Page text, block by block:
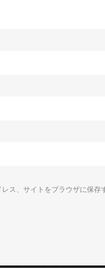
ス、サイトをブラウザに保存